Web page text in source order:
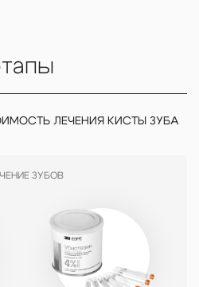
ЛЕЧЕНИЯ КИСТЫ ЗУБА
ЗУБОВ